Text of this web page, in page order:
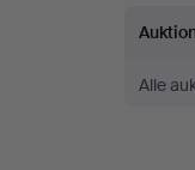
hos
Alle